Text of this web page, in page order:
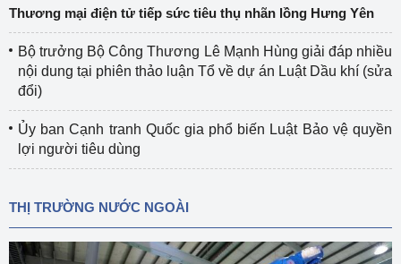
Thương mại điện tử tiếp sức tiêu thụ nhãn lồng Hưng Yên
Bộ trưởng Bộ Công Thương Lê Mạnh Hùng giải đáp nhiều
nội dung tại phiên thảo luận Tổ về dự án Luật Dầu khí (sửa
đổi)
Ủy ban Cạnh tranh Quốc gia phổ biến Luật Bảo vệ quyền
lợi người tiêu dùng
THỊ TRƯỜNG NƯỚC NGOÀI